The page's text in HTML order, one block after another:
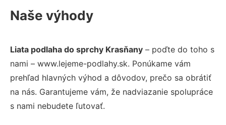
Naše výhody
Liata podlaha do sprchy Krasňany – poďte do toho s
nami – www.lejeme-podlahy.sk. Ponúkame vám
prehľad hlavných výhod a dôvodov, prečo sa obrátiť
na nás. Garantujeme vám, že nadviazanie spolupráce
s nami nebudete ľutovať.